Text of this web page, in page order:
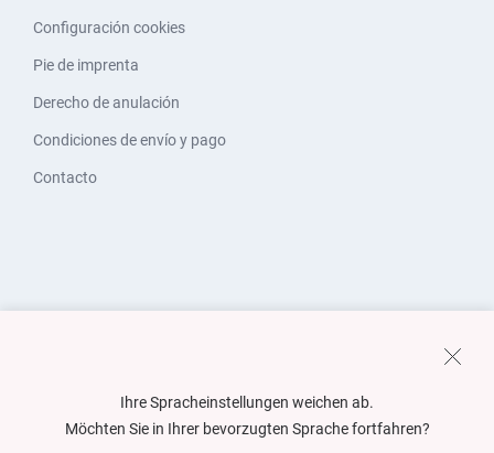
Configuración cookies
Pie de imprenta
Derecho de anulación
Condiciones de envío y pago
Contacto
Ihre Spracheinstellungen weichen ab.
Möchten Sie in Ihrer bevorzugten Sprache fortfahren?